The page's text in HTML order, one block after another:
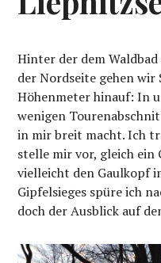
Hinter der dem
der Nordseite gehen
Höhenmeter hinauf: In
wenigen
in mir breit macht. Ich
stelle mir vor, gleich ein
vielleicht den Gaulkopf
Gipfelsieges spüre ich
doch der Ausblick auf